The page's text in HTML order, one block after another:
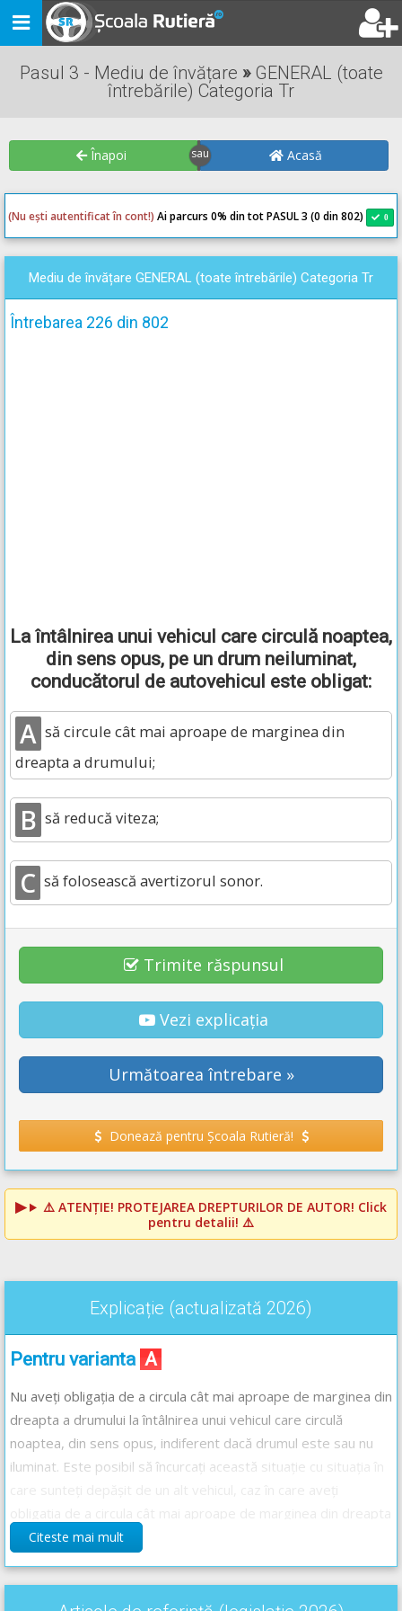
Toggle
navigation
Pasul 3 - Mediu de învățare »GENERAL (toate
întrebările) Categoria Tr
Înapoi Acasă
(Nu ești autentificat în cont!) Ai parcurs 0% din tot PASUL 3 (0 din 802) 0
Mediu de învățare GENERAL (toate întrebările) Categoria Tr
Întrebarea 226 din 802
La întâlnirea unui vehicul care circulă noaptea,
din sens opus, pe un drum neiluminat,
conducătorul de autovehicul este obligat:
A să circule cât mai aproape de marginea din
dreapta a drumului;
B să reducă viteza;
C să folosească avertizorul sonor.
Trimite răspunsul
Vezi explicația
Următoarea întrebare »
Donează pentru Școala Rutieră!
⚠️ ATENȚIE! PROTEJAREA DREPTURILOR DE AUTOR! Click
pentru detalii! ⚠️
Explicație (actualizată 2026)
Pentru varianta A
Nu aveți obligația de a circula cât mai aproape de marginea din
dreapta a drumului la întâlnirea unui vehicul care circulă
noaptea, din sens opus, indiferent dacă drumul este sau nu
iluminat. Este posibil să încurcați această situație cu situația în
a părții carosabile sau a benzii pe care vă deplasați și să nu
situații pentru a nu le confunda!
Citeste mai mult